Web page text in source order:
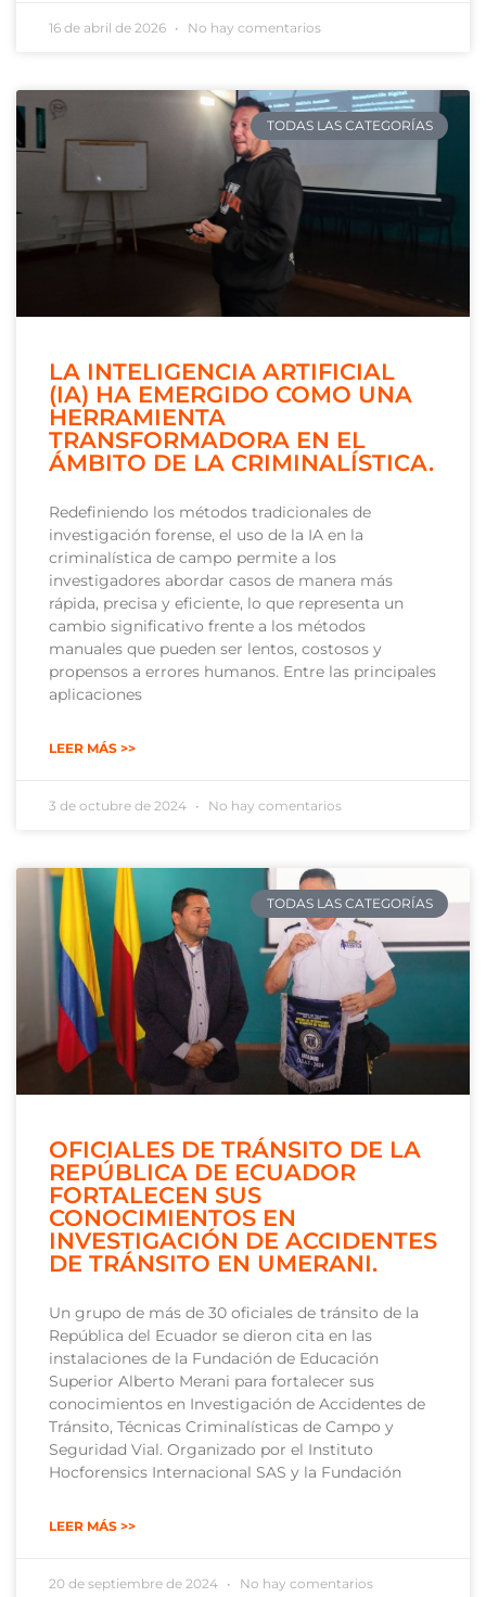
16 de abril de 2026 No hay comentarios
TODAS LAS CATEGORÍAS
LA INTELIGENCIA ARTIFICIAL
(IA) HA EMERGIDO COMO UNA
HERRAMIENTA
TRANSFORMADORA EN EL
ÁMBITO DE LA CRIMINALÍSTICA.
Redefiniendo los métodos tradicionales de
investigación forense, el uso de la IA en la
criminalística de campo permite a los
investigadores abordar casos de manera más
rápida, precisa y eficiente, lo que representa un
cambio significativo frente a los métodos
manuales que pueden ser lentos, costosos y
propensos a errores humanos. Entre las principales
aplicaciones
LEER MÁS >>
3 de octubre de 2024 No hay comentarios
TODAS LAS CATEGORÍAS
OFICIALES DE TRÁNSITO DE LA
REPÚBLICA DE ECUADOR
FORTALECEN SUS
CONOCIMIENTOS EN
INVESTIGACIÓN DE ACCIDENTES
DE TRÁNSITO EN UMERANI.
Un grupo de más de 30 oficiales de tránsito de la
República del Ecuador se dieron cita en las
instalaciones de la Fundación de Educación
Superior Alberto Merani para fortalecer sus
conocimientos en Investigación de Accidentes de
Tránsito, Técnicas Criminalísticas de Campo y
Seguridad Vial. Organizado por el Instituto
Hocforensics Internacional SAS y la Fundación
LEER MÁS >>
20 de septiembre de 2024 No hay comentarios